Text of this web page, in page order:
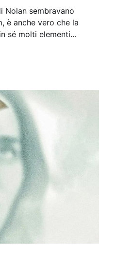
Nolan sembravano
è anche vero che la
sé molti elementi